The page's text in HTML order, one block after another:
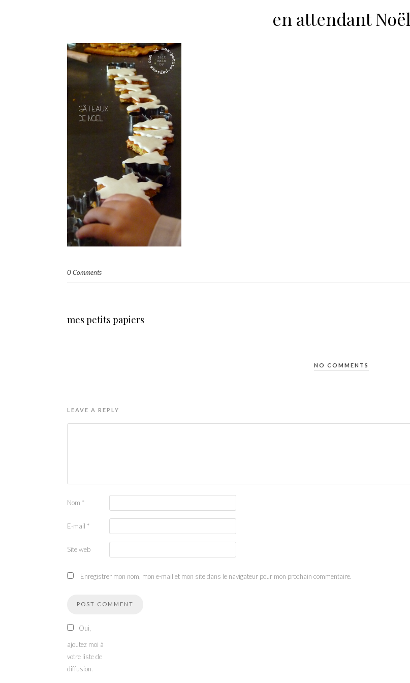
en attendant Noël
0 Comments
mes petits papiers
NO COMMENTS
LEAVE A REPLY
Nom *
E-mail *
Site web
Enregistrer mon nom, mon e-mail et mon site dans le navigateur pour mon prochain commentaire.
Oui,
ajoutez moi à
votre liste de
diffusion.